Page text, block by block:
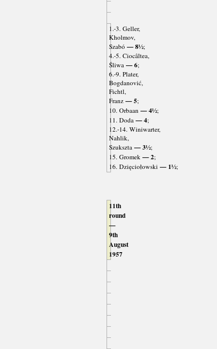
1.-3. Geller,
Kholmov,
Szabó— 8½;
4.-5. Ciocâltea,
Śliwa— 6;
6.-9. Plater,
Bogdanović,
Fichtl,
Franz— 5;
10. Orbaan— 4½;
11. Doda— 4;
12.-14. Winiwarter,
Nahlik,
Szukszta— 3½;
15. Gromek— 2;
16. Dzięciołowski — 1½;
11th
round
—
9th
August
1957